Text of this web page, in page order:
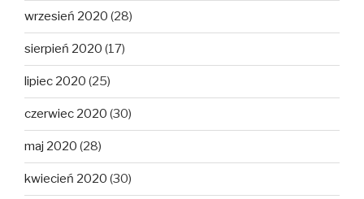
wrzesień 2020 (28)
sierpień 2020 (17)
lipiec 2020 (25)
czerwiec 2020 (30)
maj 2020 (28)
kwiecień 2020 (30)